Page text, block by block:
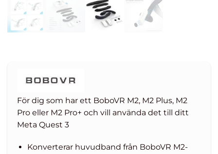
För dig som har ett BoboVR M2, M2 Plus, M2
Pro eller M2 Pro+ och vill använda det till ditt
Meta Quest 3
Konverterar huvudband från BoboVR M2-